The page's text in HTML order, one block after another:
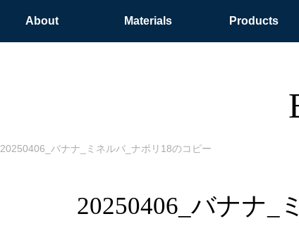
About Materials Products
20250406_バナナ_ミネルバ_ナポリ18のコピー
20250406_バナナ_